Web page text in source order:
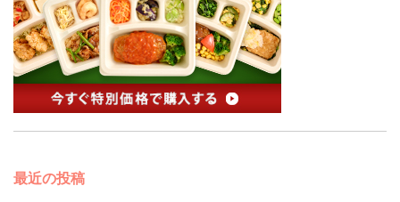
最近の投稿